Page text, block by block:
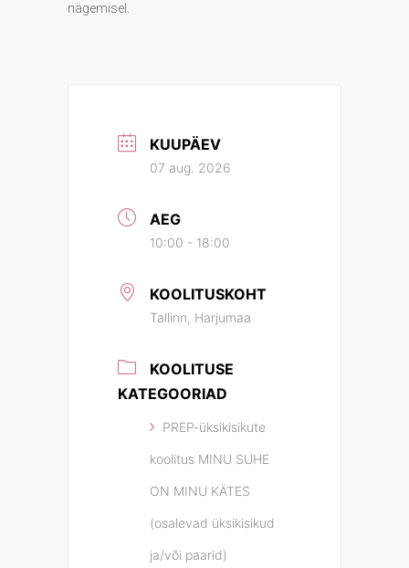
nägemisel.
KUUPÄEV
07 aug. 2026
AEG
10:00 - 18:00
KOOLITUSKOHT
Tallinn, Harjumaa
KOOLITUSE
KATEGOORIAD
PREP-üksikisikute
koolitus MINU SUHE
ON MINU KÄTES
(osalevad üksikisikud
ja/või paarid)